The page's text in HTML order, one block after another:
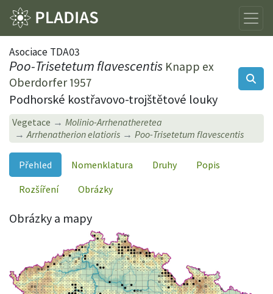
Asociace TDA03
Poo-Trisetetum flavescentis Knapp ex
Oberdorfer 1957
Podhorské kostřavovo-trojštětové louky
Vegetace
Molinio-Arrhenatheretea
Arrhenatherion elatioris
Poo-Trisetetum flavescentis
Přehled Nomenklatura Druhy
Popis
Rozšíření
Obrázky
Obrázky a mapy